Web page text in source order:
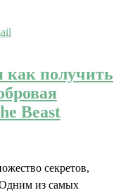
как получить
Beast
секретов,
Одним из самых